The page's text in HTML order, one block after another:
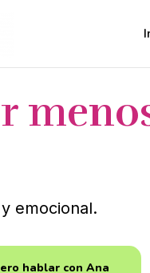
emocional.
hablar con Ana